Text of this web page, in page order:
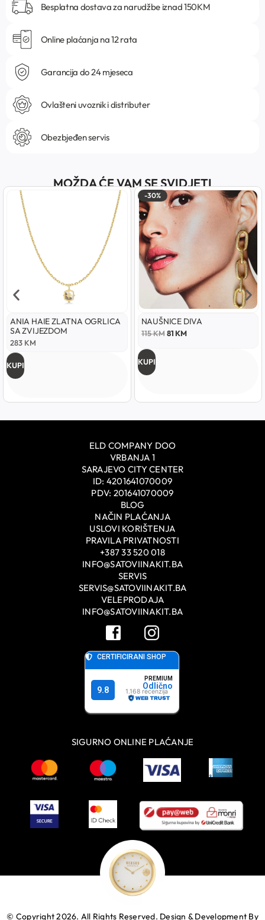
Besplatna dostava za narudžbe iznad 150KM
Online plaćanja na 12 rata
Garancija do 24 mjeseca
Ovlašteni uvoznik i distributer
Obezbjeđen servis
MOŽDA ĆE VAM SE SVIDJETI
ANIA HAIE ZLATNA OGRLICA
SA ZVIJEZDOM
283 KM
KUPI
-30%
NAUŠNICE DIVA
115KM 81KM
KUPI
ELD COMPANY DOO
VRBANJA 1
SARAJEVO CITY CENTER
ID: 4201641070009
PDV: 201641070009
BLOG
NAČIN PLAĆANJA
USLOVI KORIŠTENJA
PRAVILA PRIVATNOSTI
+387 33 520 018
INFO@SATOVIINAKIT.BA
SERVIS
SERVIS@SATOVIINAKIT.BA
VELEPRODAJA
INFO@SATOVIINAKIT.BA
SIGURNO ONLINE PLAĆANJE
© Copyright 2026. All Rights Reserved. Design & Development By